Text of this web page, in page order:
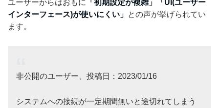
ユーザーからはおもに
「初期設定が複雑」「UI(ユーザー
インターフェース)が使いにくい」 との声が挙げられてい
ます。
非公開のユーザー、投稿日：2023/01/16
システムへの接続が一定期間無いと途切れてしまう